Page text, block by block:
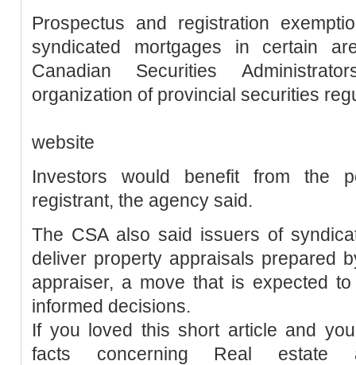
Prospectus and registration
syndicated mortgages in certain
Canadian Securities
organization of provincial securities
website
Investors would benefit from the
registrant, the agency said.
The CSA also said issuers of
deliver property appraisals prepared
appraiser, a move that is expected
informed decisions.
If you loved this short article and
facts concerning Real estate